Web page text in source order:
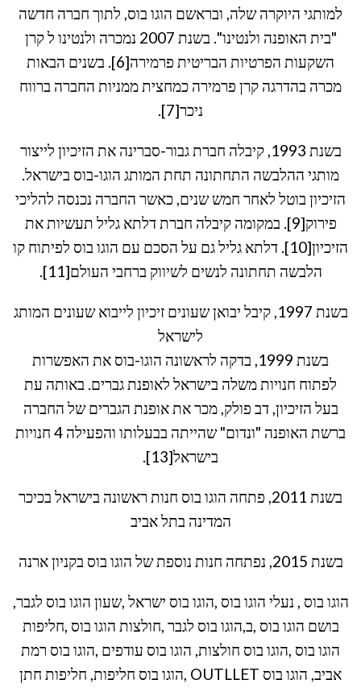
למותגי היוקרה שלה, ובראשם הוגו בוס, לתוך חברה חדשה
"בית האופנה ולנטינו". בשנת 2007 נמכרה ולנטינו ל קרן
השקעות הפרטיות הבריטית פרמירה[6]. בשנים הבאות
מכרה בהדרגה קרן פרמירה כמחצית ממניות החברה ברווח
ניכר[7].
בשנת 1993, קיבלה חברת גבור-סברינה את הזיכיון לייצור
מותגי ההלבשה התחתונה תחת המותג הוגו-בוס בישראל.
הזיכיון בוטל לאחר חמש שנים, כאשר החברה נכנסה להליכי
פירוק[9]. במקומה קיבלה חברת דלתא גליל תעשיות את
הזיכיון[10]. דלתא גליל גם על הסכם עם הוגו בוס לפיתוח קו
הלבשה תחתונה לנשים לשיווק ברחבי העולם[11].
בשנת 1997, קיבל יבואן שעונים זיכיון לייבוא שעונים המותג
לישראל
בשנת 1999, בדקה לראשונה הוגו-בוס את האפשרות
לפתוח חנויות משלה בישראל לאופנת גברים. באותה עת
בעל הזיכיון, דב פולק, מכר את אופנת הגברים של החברה
ברשת האופנה "ונדום" שהייתה בבעלותו והפעילה 4 חנויות
בישראל[13].
בשנת 2011, פתחה הוגו בוס חנות ראשונה בישראל בכיכר
המדינה בתל אביב
בשנת 2015, נפתחה חנות נוספת של הוגו בוס בקניון ארנה
הוגו בוס , נעלי הוגו בוס ,הוגו בוס ישראל ,שעון הוגו בוס לגבר,
בושם הוגו בוס ,ב,הוגו בוס לגבר ,חולצות הוגו בוס ,חליפות
הוגו בוס ,הוגו בוס חולצות, הוגו בוס עודפים ,הוגו בוס רמת
אביב, הוגו בוס OUTLLET ,הוגו בוס חליפות, חליפות חתן